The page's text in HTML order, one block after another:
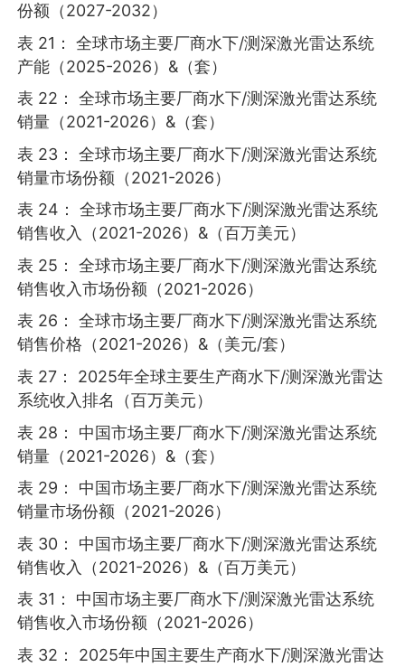
份额（2027-2032）
表 21： 全球市场主要厂商水下/测深激光雷达系统
产能（2025-2026）&（套）
表 22： 全球市场主要厂商水下/测深激光雷达系统
销量（2021-2026）&（套）
表 23： 全球市场主要厂商水下/测深激光雷达系统
销量市场份额（2021-2026）
表 24： 全球市场主要厂商水下/测深激光雷达系统
销售收入（2021-2026）&（百万美元）
表 25： 全球市场主要厂商水下/测深激光雷达系统
销售收入市场份额（2021-2026）
表 26： 全球市场主要厂商水下/测深激光雷达系统
销售价格（2021-2026）&（美元/套）
表 27： 2025年全球主要生产商水下/测深激光雷达
系统收入排名（百万美元）
表 28： 中国市场主要厂商水下/测深激光雷达系统
销量（2021-2026）&（套）
表 29： 中国市场主要厂商水下/测深激光雷达系统
销量市场份额（2021-2026）
表 30： 中国市场主要厂商水下/测深激光雷达系统
销售收入（2021-2026）&（百万美元）
表 31： 中国市场主要厂商水下/测深激光雷达系统
销售收入市场份额（2021-2026）
表 32： 2025年中国主要生产商水下/测深激光雷达